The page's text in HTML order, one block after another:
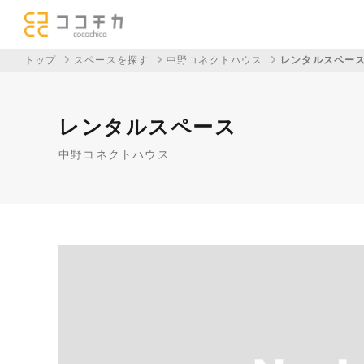
トップ スペースを探す 中野コネクトハウス レンタルスペー
レンタルスペース
中野コネクトハウス